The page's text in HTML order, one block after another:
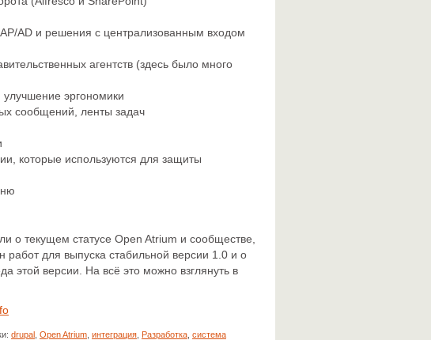
AD и решения с централизованным входом
агентств (здесь было много
эргономики
сообщений, ленты задач
которые используются для защиты
о текущем статусе Open Atrium и сообществе,
для выпуска стабильной версии 1.0 и о
этой версии. На всё это можно взглянуть в
drupal Open Atrium интеграция Разработка система